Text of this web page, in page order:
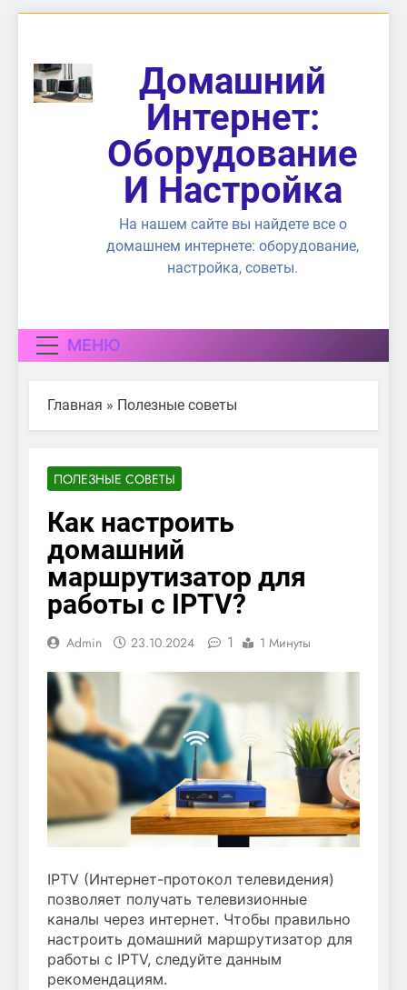
содержимому
Домашний
Интернет:
Оборудование
И Настройка
На нашем сайте вы найдете все о
домашнем интернете: оборудование,
настройка, советы.
МЕНЮ
Главная » Полезные советы
ПОЛЕЗНЫЕ СОВЕТЫ
Как настроить
домашний
маршрутизатор для
работы с IPTV?
Admin 23.10.2024 1 1 Минуты
IPTV (Интернет-протокол телевидения)
позволяет получать телевизионные
каналы через интернет. Чтобы правильно
настроить домашний маршрутизатор для
работы с IPTV, следуйте данным
рекомендациям.